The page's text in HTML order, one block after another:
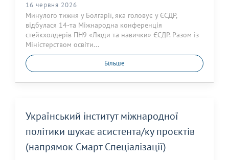
16 червня 2026
Минулого тижня у Болгарії, яка головує у ЄСДР,
відбулася 14-та Міжнародна конференція
стейкхолдерів ПН9 «Люди та навички» ЄСДР. Разом із
Міністерством освіти...
Більше
Український інститут міжнародної
політики шукає асистента/ку проєктів
(напрямок Смарт Спеціалізації)